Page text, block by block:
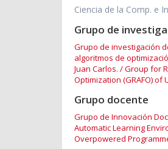
Ciencia de la Comp. e
Grupo de
Grupo de investigación
algoritmos de
Juan Carlos. / Group for
Optimization (GRAFO) of
Grupo docente
Grupo de Innovación
Automatic Learning
Overpowered